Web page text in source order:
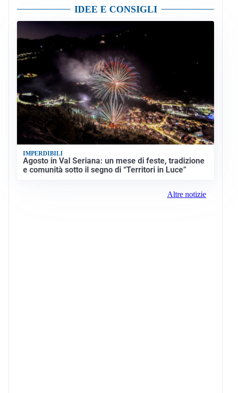
IDEE E CONSIGLI
IMPERDIBILI
Agosto in Val Seriana: un mese di feste, tradizione
e comunità sotto il segno di “Territori in Luce”
Altre notizie